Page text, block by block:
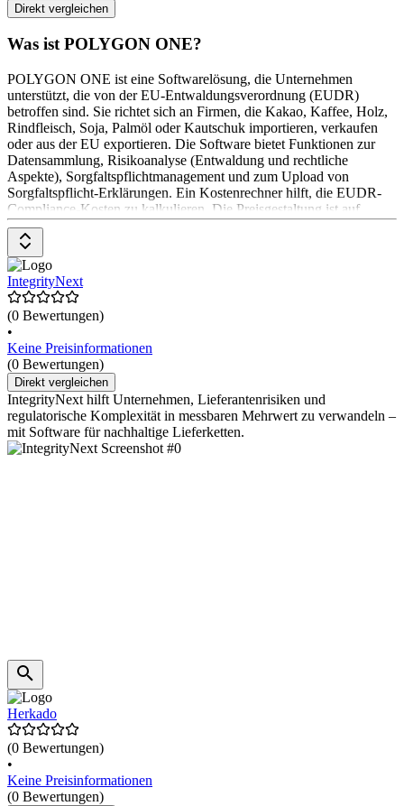
Direkt vergleichen
Was ist POLYGON ONE?
POLYGON ONE ist eine Softwarelösung, die Unternehmen
unterstützt, die von der EU-Entwaldungsverordnung (EUDR)
betroffen sind. Sie richtet sich an Firmen, die Kakao, Kaffee, Holz,
Rindfleisch, Soja, Palmöl oder Kautschuk importieren, verkaufen
oder aus der EU exportieren. Die Software bietet Funktionen zur
Datensammlung, Risikoanalyse (Entwaldung und rechtliche
Aspekte), Sorgfaltspflichtmanagement und zum Upload von
Sorgfaltspflicht-Erklärungen. Ein Kostenrechner hilft, die EUDR-
Compliance-Kosten zu kalkulieren. Die Preisgestaltung ist auf
Anfrage beim Software-Anbieter erhältlich.
IntegrityNext
(0 Bewertungen)
•
Keine Preisinformationen
(0 Bewertungen)
Direkt vergleichen
IntegrityNext hilft Unternehmen, Lieferantenrisiken und
regulatorische Komplexität in messbaren Mehrwert zu verwandeln –
mit Software für nachhaltige Lieferketten.
Herkado
(0 Bewertungen)
•
Keine Preisinformationen
(0 Bewertungen)